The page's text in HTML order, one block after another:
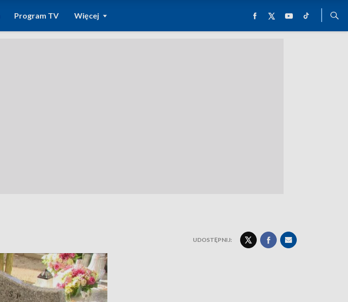
Program TV Więcej
UDOSTĘPNIJ: